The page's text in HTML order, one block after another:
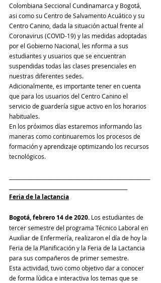
Colombiana Seccional Cundinamarca y Bogotá,
asi como su Centro de Salvamento Acuático y su
Centro Canino, dada la situación actual frente al
Coronavirus (COVID-19) y las medidas adoptadas
por el Gobierno Nacional, les nforma a sus
estudiantes y usuarios que se encuentran
suspendidas todas las clases presenciales en
nuestras diferentes sedes.
Adicionalmente, es importante tener en cuenta
que para los usuarios del Centro Canino el
servicio de guardería sigue activo en los horarios
habituales.
En los próximos días estaremos informando las
maneras como continuaremos los procesos de
formación y aprendizaje optimizando los recursos
tecnológicos.
Feria de la lactancia
Bogotá, febrero 14 de 2020. Los estudiantes de
tercer semestre del programa Técnico Laboral en
Auxiliar de Enfermería, realizaron el día de hoy la
Feria de la Planificación y la Feria de la Lactancia
para sus compañeros de primer semestre.
Esta actividad, tuvo como objetivo dar a conocer
de forma lúdica e interactiva los temas que se